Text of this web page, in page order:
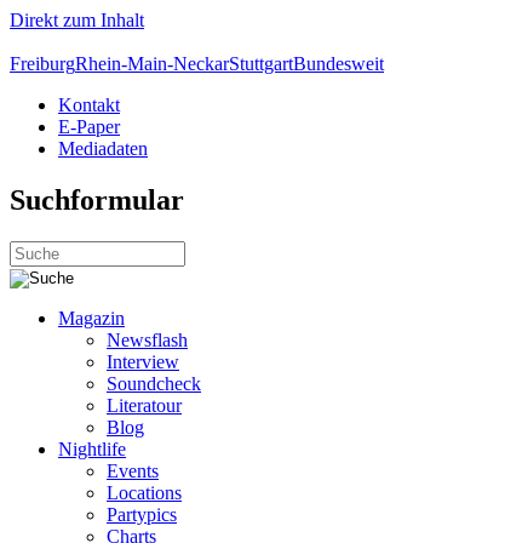
Direkt zum Inhalt
FreiburgRhein-Main-NeckarStuttgartBundesweit
Kontakt
E-Paper
Mediadaten
Suchformular
Magazin
Newsflash
Interview
Soundcheck
Literatour
Blog
Nightlife
Events
Locations
Partypics
Charts